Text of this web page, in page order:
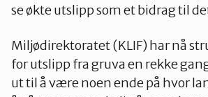
se økte utslipp som et bidrag til
Miljødirektoratet (KLIF) har nå
for utslipp fra gruva en rekke
ut til å være noen ende på hvor